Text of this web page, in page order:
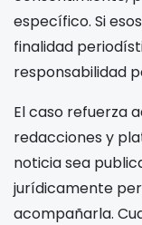
específico. Si
finalidad
responsabilidad
El caso refuerza
redacciones y
noticia sea
jurídicamente
acompañarla.